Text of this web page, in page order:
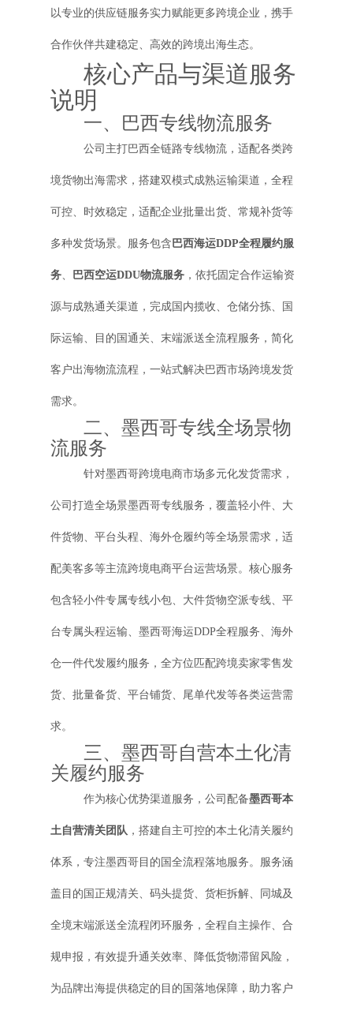
以专业的供应链服务实力赋能更多跨境企业，携手
合作伙伴共建稳定、高效的跨境出海生态。
核心产品与渠道服务
说明
一、巴西专线物流服务
公司主打巴西全链路专线物流，适配各类跨
境货物出海需求，搭建双模式成熟运输渠道，全程
可控、时效稳定，适配企业批量出货、常规补货等
多种发货场景。服务包含 巴西海运DDP全程履约服
务、 巴西空运DDU物流服务 ，依托固定合作运输资
源与成熟通关渠道，完成国内揽收、仓储分拣、国
际运输、目的国通关、末端派送全流程服务，简化
客户出海物流流程，一站式解决巴西市场跨境发货
需求。
二、墨西哥专线全场景物
流服务
针对墨西哥跨境电商市场多元化发货需求，
公司打造全场景墨西哥专线服务，覆盖轻小件、大
件货物、平台头程、海外仓履约等全场景需求，适
配美客多等主流跨境电商平台运营场景。核心服务
包含轻小件专属专线小包、大件货物空派专线、平
台专属头程运输、墨西哥海运DDP全程服务、海外
仓一件代发履约服务，全方位匹配跨境卖家零售发
货、批量备货、平台铺货、尾单代发等各类运营需
求。
三、墨西哥自营本土化清
关履约服务
作为核心优势渠道服务，公司配备墨西哥本
土自营清关团队 ，搭建自主可控的本土化清关履约
体系，专注墨西哥目的国全流程落地服务。服务涵
盖目的国正规清关、码头提货、货柜拆解、同城及
全境末端派送全流程闭环服务，全程自主操作、合
规申报，有效提升通关效率、降低货物滞留风险，
为品牌出海提供稳定的目的国落地保障，助力客户